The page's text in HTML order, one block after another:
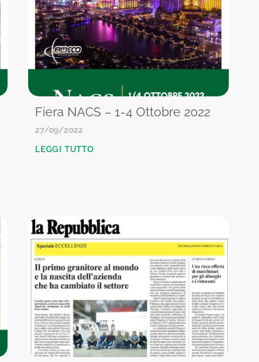
Fiera NACS – 1-4 Ottobre 2022
27/09/2022
LEGGI TUTTO